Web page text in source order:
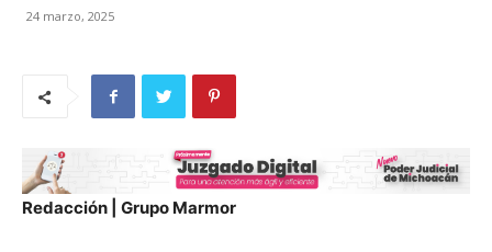
24 marzo, 2025
Redacción | Grupo Marmor